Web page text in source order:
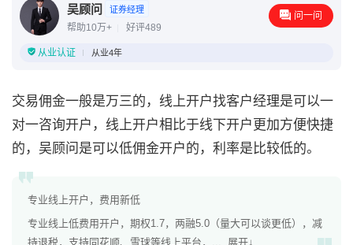
吴顾问 证券经理
帮助10万+ 好评489
问一问
从业认证 从业4年
交易佣金一般是万三的，线上开户找客户经理是可以一
对一咨询开户，线上开户相比于线下开户更加方便快捷
的，吴顾问是可以低佣金开户的，利率是比较低的。
专业线上开户，费用新低
专业线上低费用开户，期权1.7，两融5.0（量大可以谈更低），减
持退税，支持同花顺、雪球等线上平台，... 展开↓